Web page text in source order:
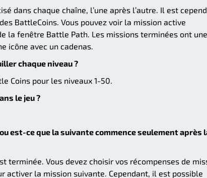
dans chaque chaîne, l’une après l’autre. Il est
BattleCoins. Vous pouvez voir la mission active
la fenêtre Battle Path. Les missions terminées ont une
icône avec un cadenas.
chaque niveau ?
Coins pour les niveaux 1-50.
le jeu ?
est-ce que la suivante commence seulement après
terminée. Vous devez choisir vos récompenses de
la mission suivante. Cependant, il est possible